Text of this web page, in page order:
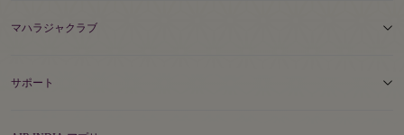
マハラジャクラブ
サポート